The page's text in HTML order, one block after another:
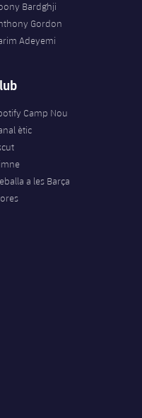
Bardghji
Gordon
Adeyemi
Camp Nou
ètic
a les Barça